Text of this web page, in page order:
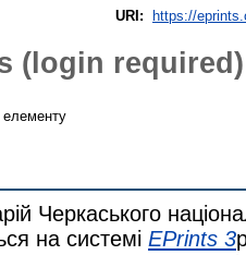
URI: https://
(login required)
елементу
Черкаського
на системі EPrints 3